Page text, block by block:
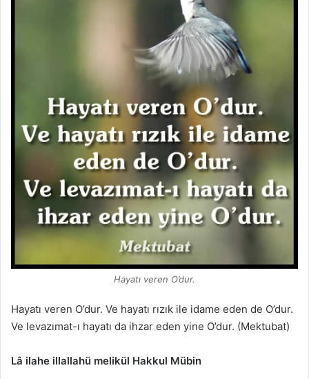
Hayatı veren O’dur.
Hayatı veren O’dur. Ve hayatı rızık ile idame eden de O’dur.
Ve levazımat-ı hayatı da ihzar eden yine O’dur. (Mektubat)
Lâ ilahe illallahü melikül Hakkul Mübin